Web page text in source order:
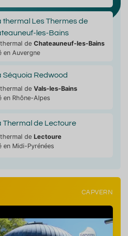
thermal Les Thermes de
les-Bains
de Chateauneuf-les-Bains
en Auvergne
Séquoia Redwood
de Vals-les-Bains
en Rhône-Alpes
Thermal de Lectoure
de Lectoure
en Midi-Pyrénées
CAPVERN